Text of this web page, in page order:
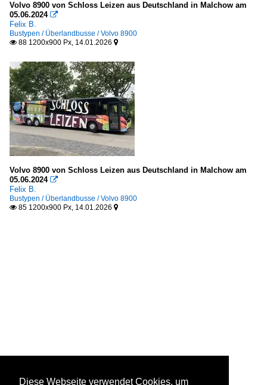
Volvo 8900 von Schloss Leizen aus Deutschland in Malchow am
05.06.2024 
Felix B.
Bustypen / Überlandbusse / Volvo 8900
 88 1200x900 Px, 14.01.2026 
Volvo 8900 von Schloss Leizen aus Deutschland in Malchow am
05.06.2024 
Felix B.
Bustypen / Überlandbusse / Volvo 8900
 85 1200x900 Px, 14.01.2026 
Diese Webseite verwendet Cookies, um